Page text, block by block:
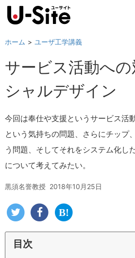
ホーム ユーザ工学講義
サービス活動へ
シャルデザイン
今回は奉仕や支援というサービス活
という気持ちの問題、さらにチップ
う問題、そしてそれをシステム化し
について考えてみたい。
黒須名誉教授 2018年10月25日
目次